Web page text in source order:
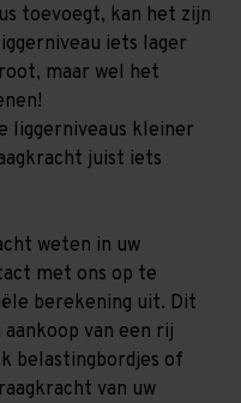
toevoegt, kan het zijn
iets lager
maar wel het
liggerniveaus kleiner
juist iets
weten in uw
met ons op te
berekening uit. Dit
van een rij
belastingbordjes of
van uw